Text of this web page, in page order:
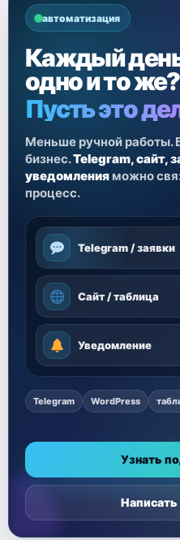
автоматизация
Каждый
одно и то же?
Пусть это
Меньше ручной работы.
бизнес.Telegram, сайт,
уведомления можно
процесс.
Telegram / заявки
Сайт / таблица
Уведомление
Telegram WordPress
Узнать
Написать